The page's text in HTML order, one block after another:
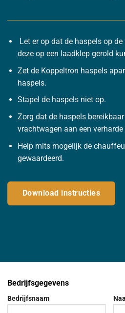
Let er op dat de haspels op
deze op een laadklep gerold
Zet de Koppeltron haspels
haspels.
Stapel de haspels niet op.
Zorg dat de haspels
vrachtwagen aan een verharde
Help mits mogelijk de
gewaardeerd.
Download instructies
Bedrijfsgegevens
Bedrijfsnaam